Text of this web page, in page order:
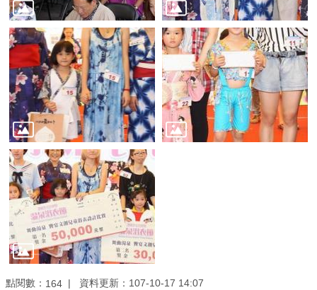
務
公
司
及
商
業
登
記
服
務
商
業
管
點閱數： 164
資料更新：107-10-17 14:07